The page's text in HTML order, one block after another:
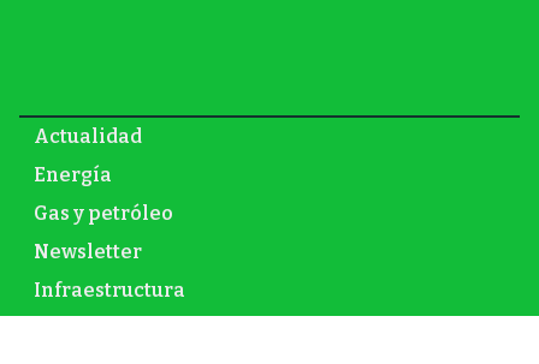
Actualidad
Energía
Gas y petróleo
Newsletter
Infraestructura